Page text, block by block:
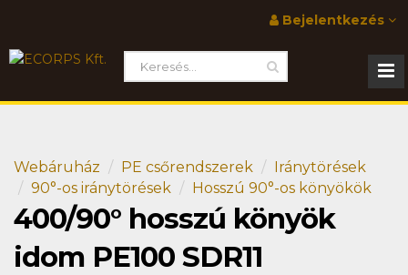
Bejelentkezés
Webáruház PE csőrendszerek
Iránytörések
90°-os iránytörések
Hosszú 90°-os könyökök
400/90° hosszú könyök
idom PE100 SDR11